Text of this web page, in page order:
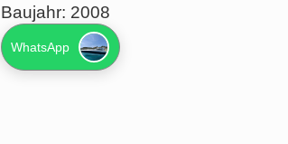
Baujahr: 2008
WhatsApp